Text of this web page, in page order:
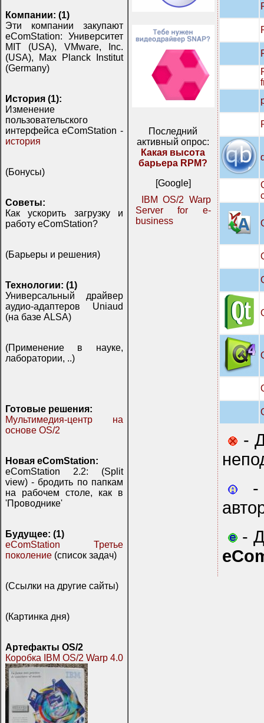
Компании: (1)
Эти компании закупают
eComStation: Университет
MIT (USA), VMware, Inc.
(USA), Max Planck Institut
(Germany)
История (1):
Изменение
пользовательского
интерфейса eComStation -
история
(Бонусы)
Советы:
Как ускорить загрузку и
работу eComStation?
(Барьеры и решения)
Технологии: (1)
Универсальный драйвер
аудио-адаптеров Uniaud
(на базе ALSA)
(Применение в науке,
лаборатории, ..)
Готовые решения:
Мультимедия-центр на
основе OS/2
Новая eComStation:
eComStation 2.2: (Split
view) - бродить по папкам
на рабочем столе, как в
'Проводнике'
Будущее: (1)
eComStation Третье
поколение (список задач)
(Ссылки на другие сайты)
(Картинка дня)
Артефакты OS/2
Коробка IBM OS/2 Warp 4.0
Последний
активный опрос:
Какая высота
барьера RPM?
[Google]
IBM OS/2 Warp
Server for e-
business
-
-
-